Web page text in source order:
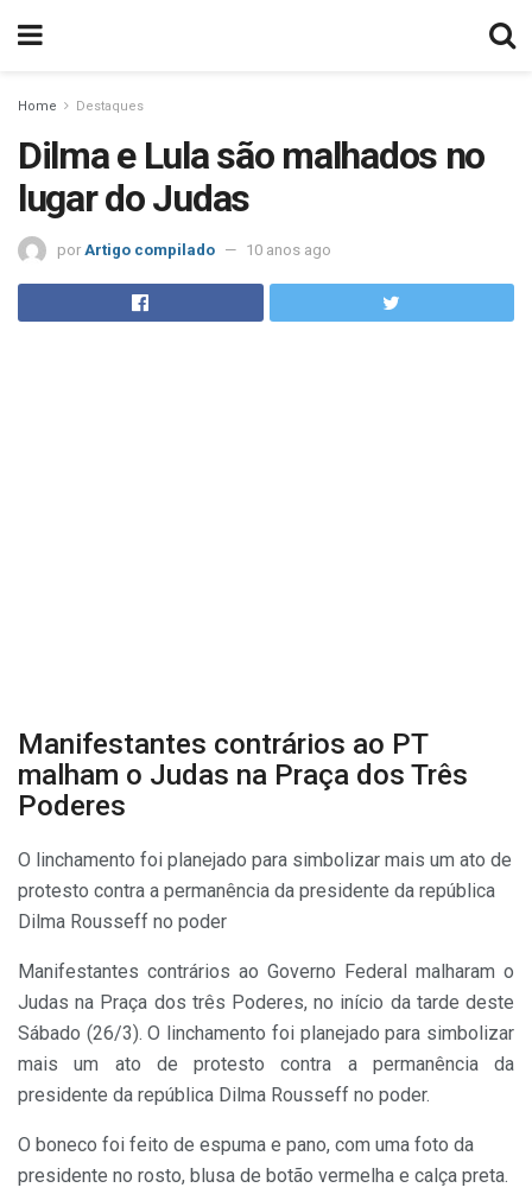
Home Destaques
Dilma e Lula são malhados no
lugar do Judas
por Artigo compilado 10 anos ago
Manifestantes contrários ao PT
malham o Judas na Praça dos Três
Poderes
O linchamento foi planejado para simbolizar mais um ato de
protesto contra a permanência da presidente da república
Dilma Rousseff no poder
Manifestantes contrários ao Governo Federal malharam o
Judas na Praça dos três Poderes, no início da tarde deste
Sábado (26/3). O linchamento foi planejado para simbolizar
mais um ato de protesto contra a permanência da
presidente da república Dilma Rousseff no poder.
O boneco foi feito de espuma e pano, com uma foto da
presidente no rosto, blusa de botão vermelha e calça preta.